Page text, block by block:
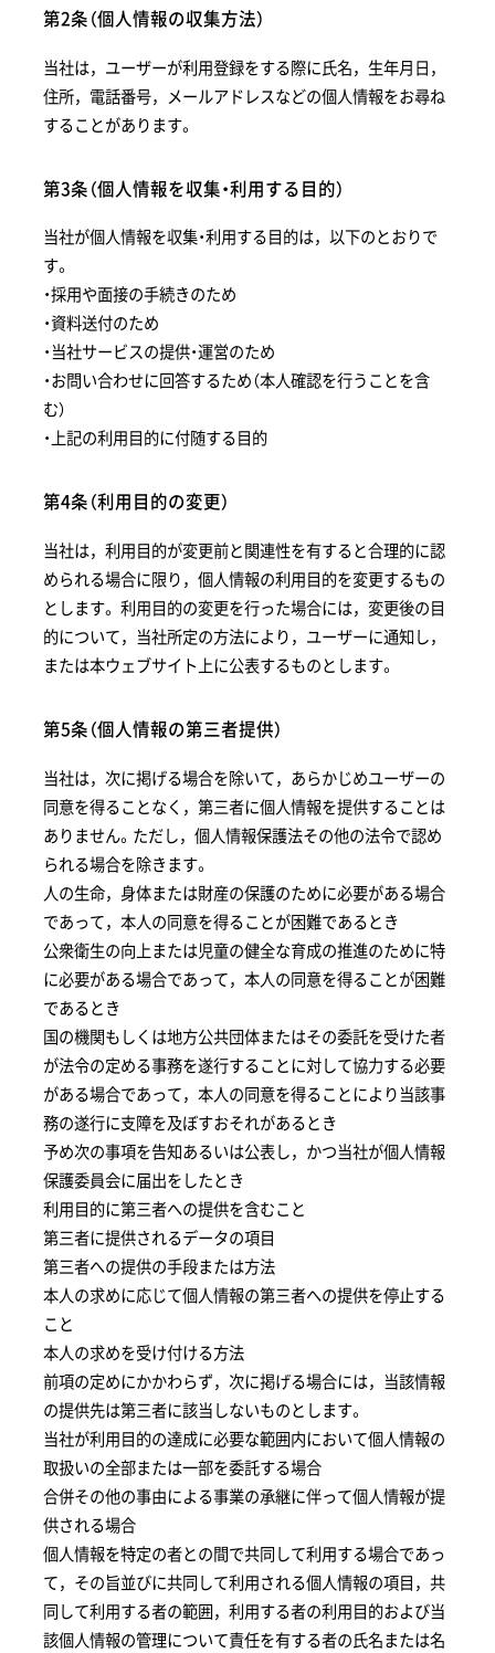
第2条（個人情報の収集方法）
当社は，ユーザーが利用登録をする際に氏名，生年月日，
住所，電話番号，メールアドレスなどの個人情報をお尋ね
することがあります。
第3条（個人情報を収集・利用する目的）
当社が個人情報を収集・利用する目的は，以下のとおりで
す。
・採用や面接の手続きのため
・資料送付のため
・当社サービスの提供・運営のため
・お問い合わせに回答するため（本人確認を行うことを含
む）
・上記の利用目的に付随する目的
第4条（利用目的の変更）
当社は，利用目的が変更前と関連性を有すると合理的に認
められる場合に限り，個人情報の利用目的を変更するもの
とします。 利用目的の変更を行った場合には，変更後の目
的について，当社所定の方法により，ユーザーに通知し，
または本ウェブサイト上に公表するものとします。
第5条（個人情報の第三者提供）
当社は，次に掲げる場合を除いて，あらかじめユーザーの
同意を得ることなく，第三者に個人情報を提供することは
ありません。ただし，個人情報保護法その他の法令で認め
られる場合を除きます。
人の生命，身体または財産の保護のために必要がある場合
であって，本人の同意を得ることが困難であるとき
公衆衛生の向上または児童の健全な育成の推進のために特
に必要がある場合であって，本人の同意を得ることが困難
であるとき
国の機関もしくは地方公共団体またはその委託を受けた者
が法令の定める事務を遂行することに対して協力する必要
がある場合であって，本人の同意を得ることにより当該事
務の遂行に支障を及ぼすおそれがあるとき
予め次の事項を告知あるいは公表し，かつ当社が個人情報
保護委員会に届出をしたとき
利用目的に第三者への提供を含むこと
第三者に提供されるデータの項目
第三者への提供の手段または方法
本人の求めに応じて個人情報の第三者への提供を停止する
こと
本人の求めを受け付ける方法
前項の定めにかかわらず，次に掲げる場合には，当該情報
の提供先は第三者に該当しないものとします。
当社が利用目的の達成に必要な範囲内において個人情報の
取扱いの全部または一部を委託する場合
合併その他の事由による事業の承継に伴って個人情報が提
供される場合
個人情報を特定の者との間で共同して利用する場合であっ
て，その旨並びに共同して利用される個人情報の項目，共
同して利用する者の範囲，利用する者の利用目的および当
該個人情報の管理について責任を有する者の氏名または名